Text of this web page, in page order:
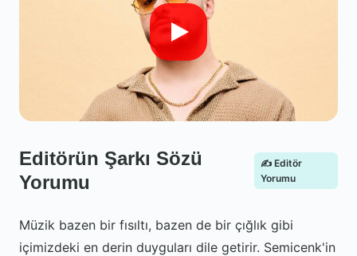
Editörün Şarkı Sözü
Yorumu
✍️ Editör
Yorumu
Müzik bazen bir fısıltı, bazen de bir çığlık gibi
içimizdeki en derin duyguları dile getirir. Semicenk'in